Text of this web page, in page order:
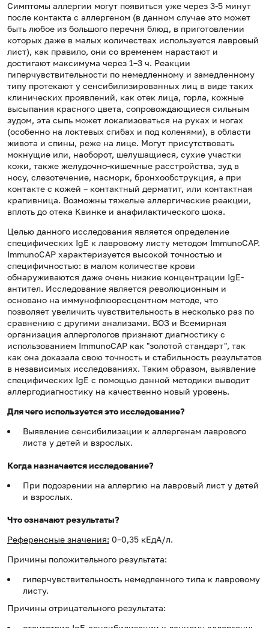
Симптомы аллергии могут появиться уже через 3-5 минут
после контакта с аллергеном (в данном случае это может
быть любое из большого перечня блюд, в приготовлении
которых даже в малых количествах используется лавровый
лист), как правило, они со временем нарастают и
достигают максимума через 1–3 ч. Реакции
гиперчувствительности по немедленному и замедленному
типу протекают у сенсибилизированных лиц в виде таких
клинических проявлений, как отек лица, горла, кожные
высыпания красного цвета, сопровождающиеся сильным
зудом, эта сыпь может локализоваться на руках и ногах
(особенно на локтевых сгибах и под коленями), в области
живота и спины, реже на лице. Могут присутствовать
мокнущие или, наоборот, шелушащиеся, сухие участки
кожи, также желудочно-кишечные расстройства, зуд в
носу, слезотечение, насморк, бронхообструкция, а при
контакте с кожей – контактный дерматит, или контактная
крапивница. Возможны тяжелые аллергические реакции,
вплоть до отека Квинке и анафилактического шока.
Целью данного исследования является определение
специфических IgE к лавровому листу методом ImmunoCAP.
ImmunoCAP характеризуется высокой точностью и
специфичностью: в малом количестве крови
обнаруживаются даже очень низкие концентрации IgE-
антител. Исследование является революционным и
основано на иммунофлюоресцентном методе, что
позволяет увеличить чувствительность в несколько раз по
сравнению с другими анализами. ВОЗ и Всемирная
организация аллергологов признают диагностику с
использованием ImmunoCAP как "золотой стандарт", так
как она доказала свою точность и стабильность результатов
в независимых исследованиях. Таким образом, выявление
специфических IgE с помощью данной методики выводит
аллергодиагностику на качественно новый уровень.
Для чего используется это исследование?
Выявление сенсибилизации к аллергенам лаврового
листа у детей и взрослых.
Когда назначается исследование?
При подозрении на аллергию на лавровый лист у детей
и взрослых.
Что означают результаты?
Референсные значения: 0–0,35 кЕдА/л.
Причины положительного результата:
гиперчувствительность немедленного типа к лавровому
листу.
Причины отрицательного результата: